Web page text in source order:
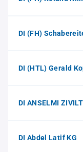
DI (FH)
DI (HTL) Gerald
DI ANSELMI
DI Abdel Latif KG